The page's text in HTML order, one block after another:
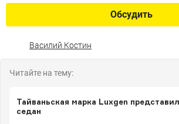
Обсудить
Василий Костин
Читайте на тему:
Тайваньская марка Luxgen
седан